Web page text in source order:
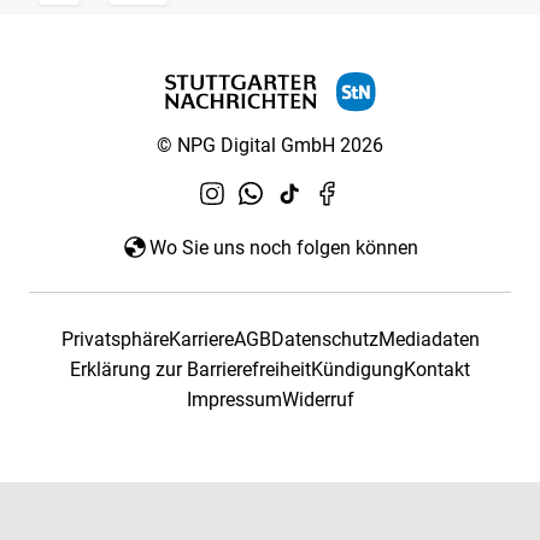
© NPG Digital GmbH 2026
Wo Sie uns noch folgen können
PrivatsphäreKarriereAGBDatenschutzMediadaten
Erklärung zur BarrierefreiheitKündigungKontakt
ImpressumWiderruf